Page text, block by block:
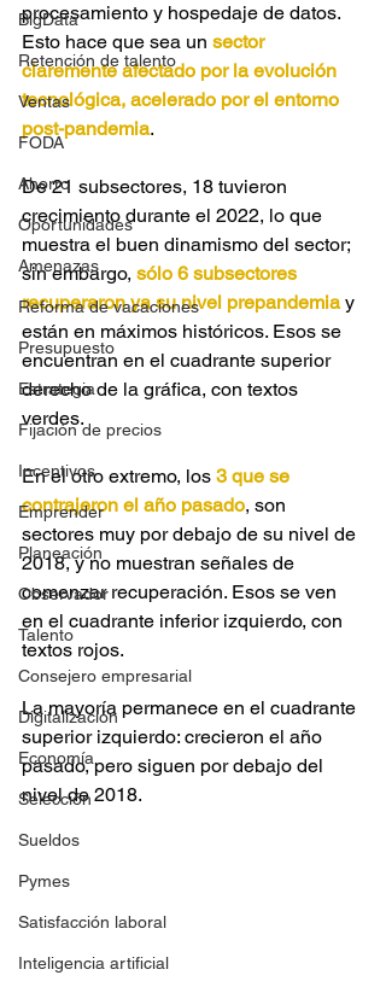
BigData
Retención de talento
Ventas
FODA
Ahorro
Oportunidades
Amenazas
Reforma de vacaciones
Presupuesto
Estrategia
Fijación de precios
Incentivos
Emprender
Planeación
Observador
Talento
Consejero empresarial
Digitalización
Economía
Selección
Sueldos
Pymes
Satisfacción laboral
Inteligencia artificial
procesamiento y hospedaje de datos.
Esto hace que sea un sector
claremente afectado por la evolución
tecnológica, acelerado por el entorno
post-pandemia.
De 21 subsectores, 18 tuvieron
crecimiento durante el 2022, lo que
muestra el buen dinamismo del sector;
sin embargo, sólo 6 subsectores
recuperaron ya su nivel prepandemia y
están en máximos históricos. Esos se
encuentran en el cuadrante superior
derecho de la gráfica, con textos
verdes.
En el otro extremo, los 3 que se
contrajeron el año pasado, son
sectores muy por debajo de su nivel de
2018, y no muestran señales de
comenzar recuperación. Esos se ven
en el cuadrante inferior izquierdo, con
textos rojos.
La mayoría permanece en el cuadrante
superior izquierdo: crecieron el año
pasado, pero siguen por debajo del
nivel de 2018.